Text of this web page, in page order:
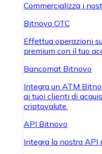
Commercializza i
Bitnovo OTC
Effettua operazioni
premium con il tuo
Bancomat Bitnovo
Integra un ATM
ai tuoi clienti di
criptovalute.
API Bitnovo
Integra la nostra API